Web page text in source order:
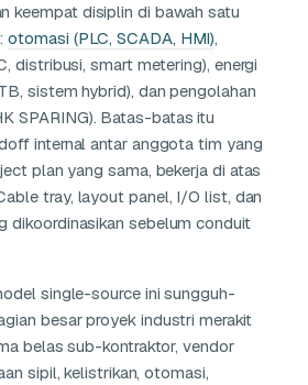
keempat disiplin di bawah satu
otomasi (PLC, SCADA, HMI),
distribusi, smart metering), energi
sistem hybrid), dan pengolahan
SPARING). Batas-batas itu
internal antar anggota tim yang
plan yang sama, bekerja di atas
tray, layout panel, I/O list, dan
dikoordinasikan sebelum conduit
single-source ini sungguh-
besar proyek industri merakit
belas sub-kontraktor, vendor
sipil, kelistrikan, otomasi,